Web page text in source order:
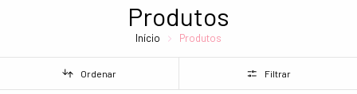
Produtos
Início Produtos
Ordenar Filtrar